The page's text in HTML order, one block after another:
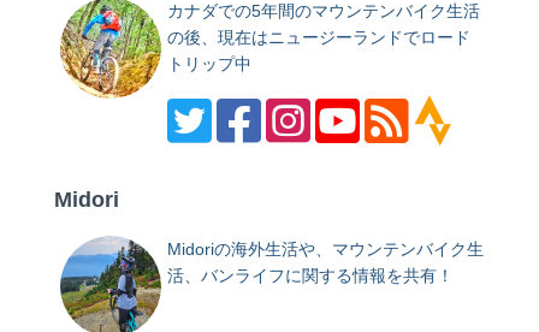
カナダでの5年間のマウンテンバイク生活
の後、現在はニュージーランドでロード
トリップ中
Midori
Midoriの海外生活や、マウンテンバイク生
活、バンライフに関する情報を共有！